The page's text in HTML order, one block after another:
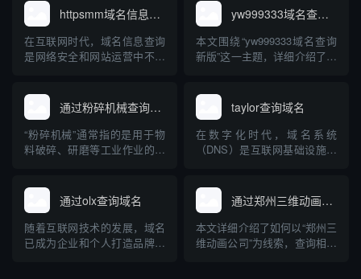
作步骤，帮助读者理解并掌握
使用dawniej查询域名的方法和
注意事项，为互联网资源管
理、品牌保护以及安全风险防
应用场景做了专业化科普，旨
在帮助读者了解“100h”域名背
后的意义、用途和注册情况，
以及选择此类域名时需注意的
httpsmm域名信息查询
在互联网时代，域名信息查询
是网络安全和网站运营中不可
信息查询相关操作。本文将系
统讲解什么是域名信息查询、
httpsmm是否为特定服务、如
何安全有效地进行域名信息查
yw999333域名查询新版
本文围绕“yw999333域名查询
新版”这一主题，详细介绍了域
点，并以yw999333域名为例，
指导用户如何科学有效地进行
域名状态监测和风险识别。文
章还会科普域名的基础知识、
通过粉碎机械查询域名
“粉碎机械”通常指的是用于物
料破碎、研磨等工业作业的机
“粉碎机械”来查询域名？本文
将科普域名、查询方法以及“粉
碎机械”作为关键词在域名查询
过程中可能的应用场景，帮助
taylor查询域名
在数字化时代，域名系统
（DNS）是互联网基础设施的
并非一个标准术语，而是用户
通过特定工具或平台查询包含
“taylor”字样或相关的域名信
息。本文将详细介绍域名查...
通过olx查询域名
随着互联网技术的发展，域名
已成为企业和个人打造品牌、
通过郑州三维动画公司查询域名
本文详细介绍了如何以“郑州三
维动画公司”为线索，查询相关